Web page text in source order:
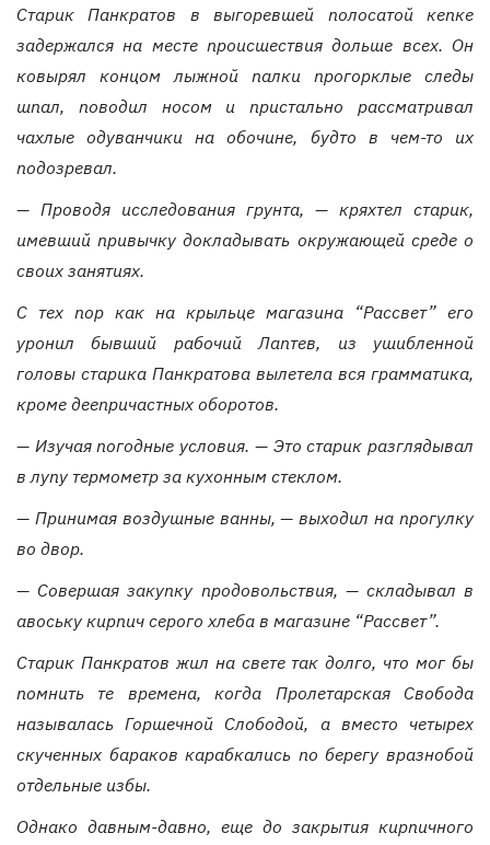
Старик Панкратов в выгоревшей полосатой кепке
задержался на месте происшествия дольше всех. Он
ковырял концом лыжной палки прогорклые следы
шпал, поводил носом и пристально рассматривал
чахлые одуванчики на обочине, будто в чем-то их
подозревал.
— Проводя исследования грунта, — кряхтел старик,
имевший привычку докладывать окружающей среде о
своих занятиях.
С тех пор как на крыльце магазина “Рассвет” его
уронил бывший рабочий Лаптев, из ушибленной
головы старика Панкратова вылетела вся грамматика,
кроме деепричастных оборотов.
— Изучая погодные условия. — Это старик разглядывал
в лупу термометр за кухонным стеклом.
— Принимая воздушные ванны, — выходил на прогулку
во двор.
— Совершая закупку продовольствия, — складывал в
авоську кирпич серого хлеба в магазине “Рассвет”.
Старик Панкратов жил на свете так долго, что мог бы
помнить те времена, когда Пролетарская Свобода
называлась Горшечной Слободой, а вместо четырех
скученных бараков карабкались по берегу вразнобой
отдельные избы.
Однако давным-давно, еще до закрытия кирпичного